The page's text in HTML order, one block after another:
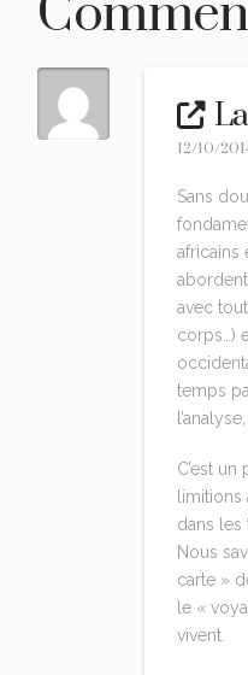
12/10/
Sans
africains
avec
corps…)
temps
C’est
limitions
dans les
Nous
carte »
le «
vivent.